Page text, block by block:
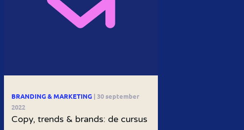
BRANDING & MARKETING | 30 september
2022
Copy, trends & brands: de cursus